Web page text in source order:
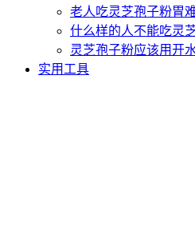
老人吃灵芝孢子粉胃
什么样的人不能吃灵
灵芝孢子粉应该用开
实用工具